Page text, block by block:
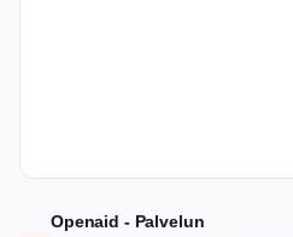
Openaid - Palvelun